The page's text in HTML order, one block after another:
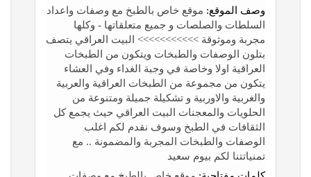
وصف الموقع: موقع خاص بالطبخ مع وصفات واعداد
السلطات والصلصات و جميع متعلقاتها - وكلها
مجربة وموثوقة >>>>>>>>>>> البيت العراقي يتصف
بتلون الوصفات والطبخات ويتكون من الطبخات
العراقية اولا وخاصة في وجبة الغداء وفي العشاء
يتكون من مجموعة من الطبخات العراقية والعربية
والغربية والاوربية و تشكيلة جميلة ومتنوعة من
الحلويات والمعجنات البيت العراقي حيث يجمع كل
الثقافات في الطبخ وسوف نقدم لكم اغلب
الوصفات والطبخات المجربة والمضمونة .. مع
تمنياتتنا لكم بيوم سعيد